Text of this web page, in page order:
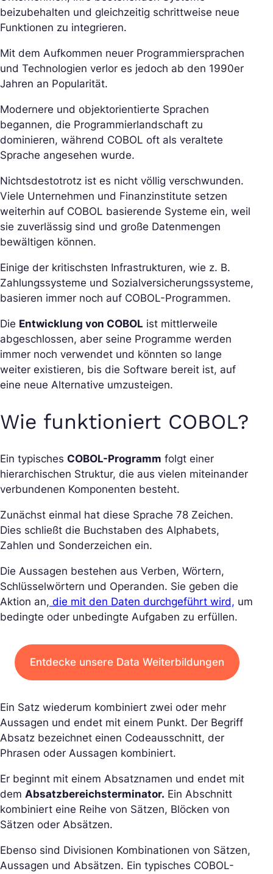
beizubehalten und gleichzeitig schrittweise neue
Funktionen zu integrieren.
Mit dem Aufkommen neuer Programmiersprachen
und Technologien verlor es jedoch ab den 1990er
Jahren an Popularität.
Modernere und objektorientierte Sprachen
begannen, die Programmierlandschaft zu
dominieren, während COBOL oft als veraltete
Sprache angesehen wurde.
Nichtsdestotrotz ist es nicht völlig verschwunden.
Viele Unternehmen und Finanzinstitute setzen
weiterhin auf COBOL basierende Systeme ein, weil
sie zuverlässig sind und große Datenmengen
bewältigen können.
Einige der kritischsten Infrastrukturen, wie z. B.
Zahlungssysteme und Sozialversicherungssysteme,
basieren immer noch auf COBOL-Programmen.
Die Entwicklung von COBOL ist mittlerweile
abgeschlossen, aber seine Programme werden
immer noch verwendet und könnten so lange
weiter existieren, bis die Software bereit ist, auf
eine neue Alternative umzusteigen.
Wie funktioniert COBOL?
Ein typisches COBOL-Programm folgt einer
hierarchischen Struktur, die aus vielen miteinander
verbundenen Komponenten besteht.
Zunächst einmal hat diese Sprache 78 Zeichen.
Dies schließt die Buchstaben des Alphabets,
Zahlen und Sonderzeichen ein.
Die Aussagen bestehen aus Verben, Wörtern,
Schlüsselwörtern und Operanden. Sie geben die
Aktion an, die mit den Daten durchgeführt wird, um
bedingte oder unbedingte Aufgaben zu erfüllen.
Entdecke unsere Data Weiterbildungen
Ein Satz wiederum kombiniert zwei oder mehr
Aussagen und endet mit einem Punkt. Der Begriff
Absatz bezeichnet einen Codeausschnitt, der
Phrasen oder Aussagen kombiniert.
Er beginnt mit einem Absatznamen und endet mit
dem Absatzbereichsterminator. Ein Abschnitt
kombiniert eine Reihe von Sätzen, Blöcken von
Sätzen oder Absätzen.
Ebenso sind Divisionen Kombinationen von Sätzen,
Aussagen und Absätzen. Ein typisches COBOL-